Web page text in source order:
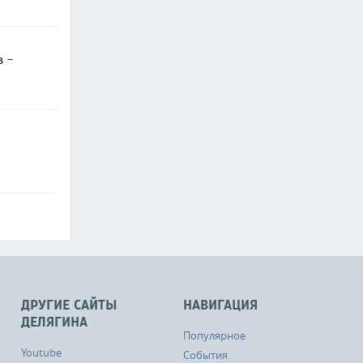
-
НАВИГАЦИЯ
Популярное
События
ДРУГИЕ САЙТЫ
ДЕЛЯГИНА
Youtube